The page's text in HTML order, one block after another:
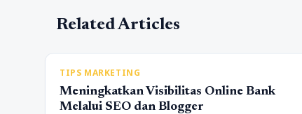
Related Articles
TIPS MARKETING
Meningkatkan Visibilitas Online Bank
Melalui SEO dan Blogger